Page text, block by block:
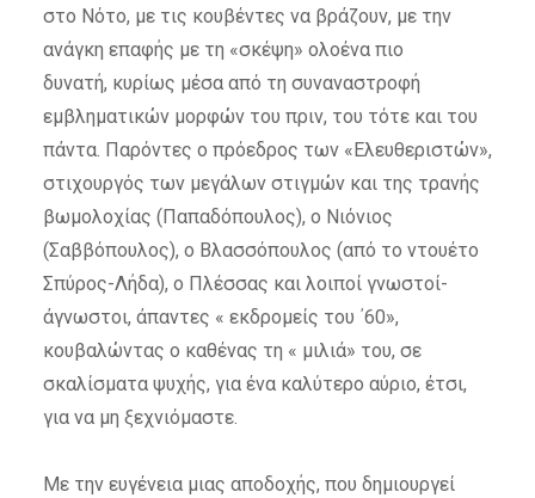
στο Νότο, με τις κουβέντες να βράζουν, με την
ανάγκη επαφής με τη «σκέψη» ολοένα πιο
δυνατή, κυρίως μέσα από τη συναναστροφή
εμβληματικών μορφών του πριν, του τότε και του
πάντα. Παρόντες ο πρόεδρος των «Ελευθεριστών»,
στιχουργός των μεγάλων στιγμών και της τρανής
βωμολοχίας (Παπαδόπουλος), ο Νιόνιος
(Σαββόπουλος), ο Βλασσόπουλος (από το ντουέτο
Σπύρος-Λήδα), ο Πλέσσας και λοιποί γνωστοί-
άγνωστοι, άπαντες « εκδρομείς του ΄60»,
κουβαλώντας ο καθένας τη « μιλιά» του, σε
σκαλίσματα ψυχής, για ένα καλύτερο αύριο, έτσι,
για να μη ξεχνιόμαστε.
Με την ευγένεια μιας αποδοχής, που δημιουργεί